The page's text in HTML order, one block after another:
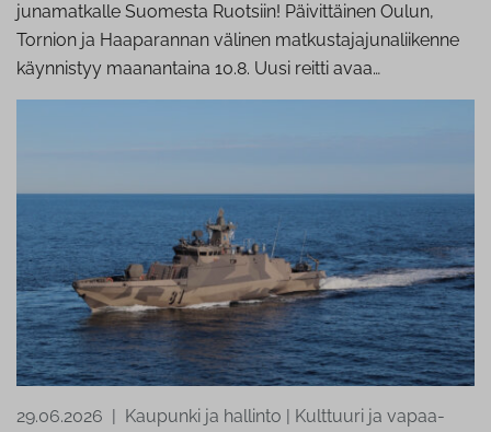
junamatkalle Suomesta Ruotsiin! Päivittäinen Oulun,
Tornion ja Haaparannan välinen matkustajajunaliikenne
käynnistyy maanantaina 10.8. Uusi reitti avaa…
29.06.2026 | Kaupunki ja hallinto | Kulttuuri ja vapaa-